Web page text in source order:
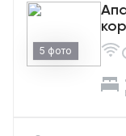
5 фото